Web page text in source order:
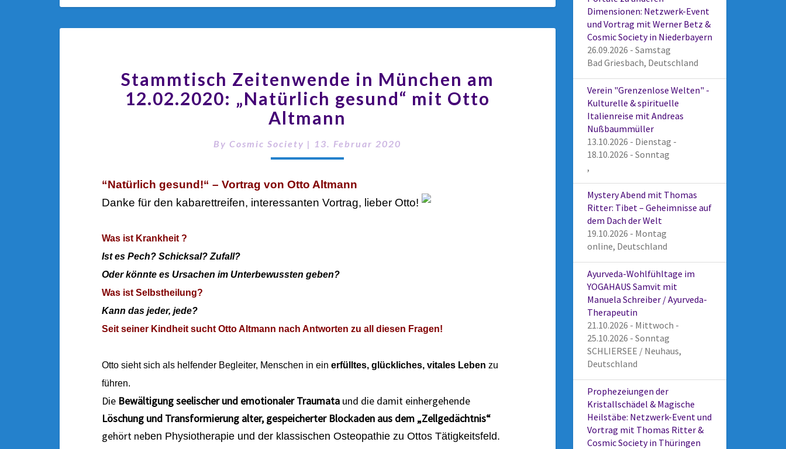
Stammtisch Zeitenwende in München am
12.02.2020: „Natürlich gesund“ mit Otto
Altmann
ByCosmic Society | 13. Februar 2020
“Natürlich gesund!“ – Vortrag von Otto Altmann
Danke für den kabarettreifen, interessanten Vortrag, lieber Otto!
Was ist Krankheit ?
Ist es Pech? Schicksal? Zufall?
Oder könnte es Ursachen im Unterbewussten geben?
Was ist Selbstheilung?
Kann das jeder, jede?
Seit seiner Kindheit sucht Otto Altmann nach Antworten zu all diesen Fragen!
Otto sieht sich als helfender Begleiter, Menschen in ein erfülltes, glückliches, vitales Leben zu
führen.
Die Bewältigung seelischer und emotionaler Traumata und die damit einhergehende
Löschung und Transformierung alter, gespeicherter Blockaden aus dem „Zellgedächtnis“
gehört neben Physiotherapie und der klassischen Osteopathie zu Ottos Tätigkeitsfeld.
Dimensionen: Netzwerk-Event
und Vortrag mit Werner Betz &
Cosmic Society in Niederbayern
26.09.2026 - Samstag
Bad Griesbach, Deutschland
Verein "Grenzenlose Welten" -
Kulturelle & spirituelle
Italienreise mit Andreas
Nußbaummüller
13.10.2026 - Dienstag -
18.10.2026 - Sonntag
,
Mystery Abend mit Thomas
Ritter: Tibet – Geheimnisse auf
dem Dach der Welt
19.10.2026 - Montag
online, Deutschland
Ayurveda-Wohlfühltage im
YOGAHAUS Samvit mit
Manuela Schreiber / Ayurveda-
Therapeutin
21.10.2026 - Mittwoch -
25.10.2026 - Sonntag
SCHLIERSEE / Neuhaus,
Deutschland
Prophezeiungen der
Kristallschädel & Magische
Heilstäbe: Netzwerk-Event und
Vortrag mit Thomas Ritter &
Cosmic Society in Thüringen